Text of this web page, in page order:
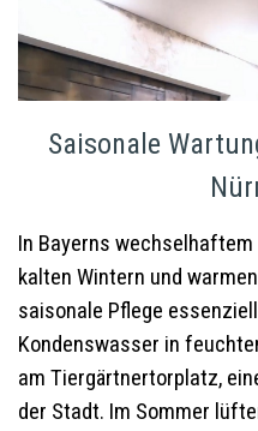
Saisonale
In Bayerns
kalten Wintern und
saisonale Pflege
Kondenswasser in
am Tiergärtnertorplatz,
der Stadt. Im Sommer